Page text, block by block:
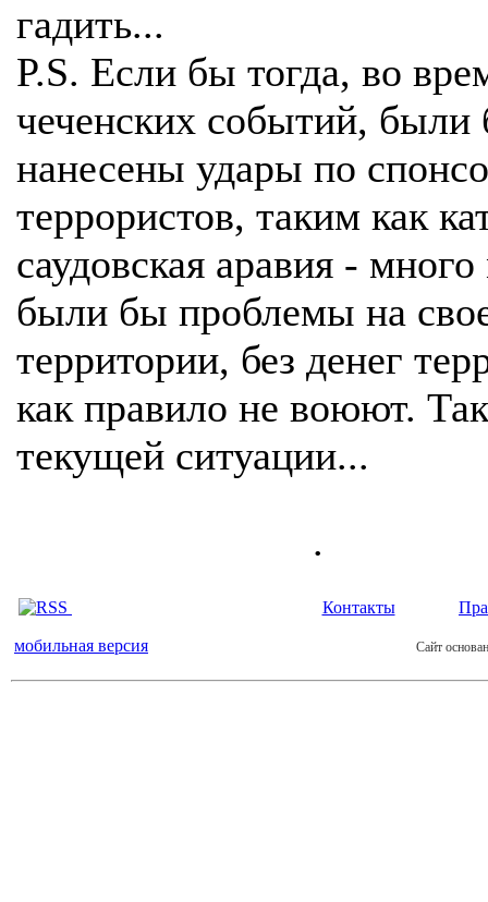
гадить...
P.S. Если бы тогда, во
чеченских событий, были
нанесены удары по
террористов, таким как
саудовская аравия -
были бы проблемы на
территории, без денег
как правило не воюют.
текущей ситуации...
.
Контакты
мобильная версия Сайт